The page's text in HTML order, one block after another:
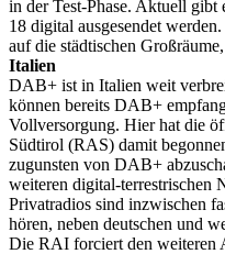
in der Test-Phase. Aktuell gibt
18 digital ausgesendet
auf die städtischen
Italien
DAB+ ist in Italien weit
können bereits DAB+
Vollversorgung. Hier hat die
Südtirol (RAS) damit
zugunsten von DAB+
weiteren digital-terrestrischen
Privatradios sind inzwischen
hören, neben deutschen und
Die RAI forciert den weiteren